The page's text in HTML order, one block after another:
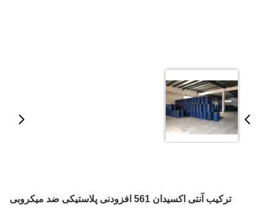
ترکیب آنتی اکسیدان 561 افزودنی پلاستیکی ضد میکروبی